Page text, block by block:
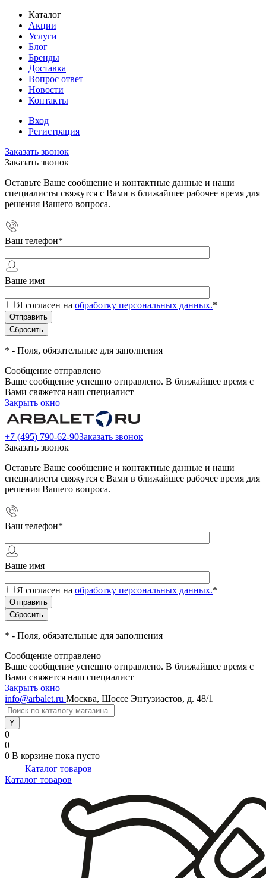
Каталог
Акции
Услуги
Блог
Бренды
Доставка
Вопрос ответ
Новости
Контакты
Вход
Регистрация
Заказать звонок
Заказать звонок
Оставьте Ваше сообщение и контактные данные и наши
специалисты свяжутся с Вами в ближайшее рабочее время для
решения Вашего вопроса.
Ваш телефон*
Ваше имя
Я согласен на обработку персональных данных.*
* - Поля, обязательные для заполнения
Сообщение отправлено
Ваше сообщение успешно отправлено. В ближайшее время с
Вами свяжется наш специалист
Закрыть окно
+7 (495) 790-62-90Заказать звонок
Заказать звонок
Оставьте Ваше сообщение и контактные данные и наши
специалисты свяжутся с Вами в ближайшее рабочее время для
решения Вашего вопроса.
Ваш телефон*
Ваше имя
Я согласен на обработку персональных данных.*
* - Поля, обязательные для заполнения
Сообщение отправлено
Ваше сообщение успешно отправлено. В ближайшее время с
Вами свяжется наш специалист
Закрыть окно
info@arbalet.ru Москва, Шоссе Энтузиастов, д. 48/1
0
0
0 В корзине пока пусто
Каталог товаров
Каталог товаров